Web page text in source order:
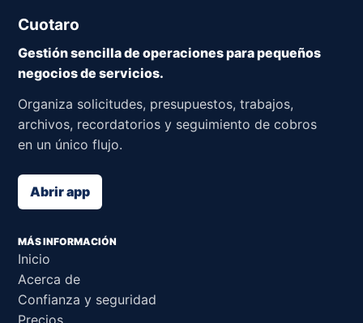
Cuotaro
Gestión sencilla de operaciones para pequeños
negocios de servicios.
Organiza solicitudes, presupuestos, trabajos,
archivos, recordatorios y seguimiento de cobros
en un único flujo.
Abrir app
MÁS INFORMACIÓN
Inicio
Acerca de
Confianza y seguridad